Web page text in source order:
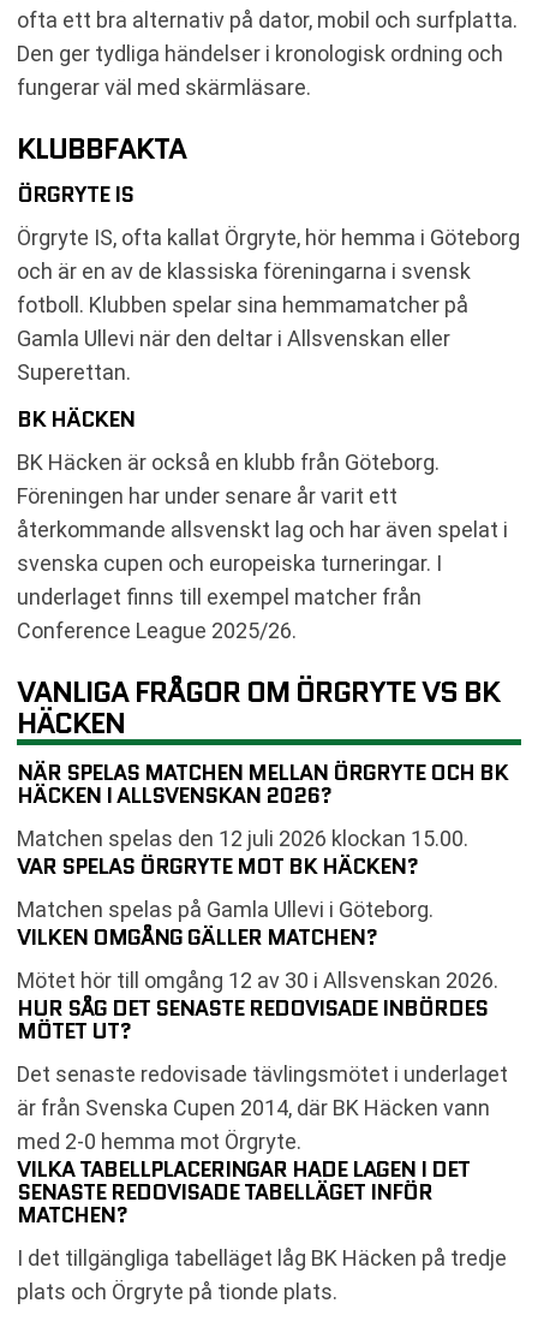
ofta ett bra alternativ på dator, mobil och surfplatta.
Den ger tydliga händelser i kronologisk ordning och
fungerar väl med skärmläsare.
KLUBBFAKTA
ÖRGRYTE IS
Örgryte IS, ofta kallat Örgryte, hör hemma i Göteborg
och är en av de klassiska föreningarna i svensk
fotboll. Klubben spelar sina hemmamatcher på
Gamla Ullevi när den deltar i Allsvenskan eller
Superettan.
BK HÄCKEN
BK Häcken är också en klubb från Göteborg.
Föreningen har under senare år varit ett
återkommande allsvenskt lag och har även spelat i
svenska cupen och europeiska turneringar. I
underlaget finns till exempel matcher från
Conference League 2025/26.
VANLIGA FRÅGOR OM ÖRGRYTE VS BK
HÄCKEN
NÄR SPELAS MATCHEN MELLAN ÖRGRYTE OCH BK
HÄCKEN I ALLSVENSKAN 2026?
Matchen spelas den 12 juli 2026 klockan 15.00.
VAR SPELAS ÖRGRYTE MOT BK HÄCKEN?
Matchen spelas på Gamla Ullevi i Göteborg.
VILKEN OMGÅNG GÄLLER MATCHEN?
Mötet hör till omgång 12 av 30 i Allsvenskan 2026.
HUR SÅG DET SENASTE REDOVISADE INBÖRDES
MÖTET UT?
Det senaste redovisade tävlingsmötet i underlaget
är från Svenska Cupen 2014, där BK Häcken vann
med 2-0 hemma mot Örgryte.
VILKA TABELLPLACERINGAR HADE LAGEN I DET
SENASTE REDOVISADE TABELLÄGET INFÖR
MATCHEN?
I det tillgängliga tabelläget låg BK Häcken på tredje
plats och Örgryte på tionde plats.